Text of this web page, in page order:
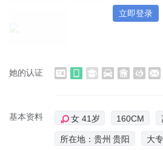
立即登录
她的认证
基本资料 女 41岁 160CM
所在地：贵州 贵阳 大专